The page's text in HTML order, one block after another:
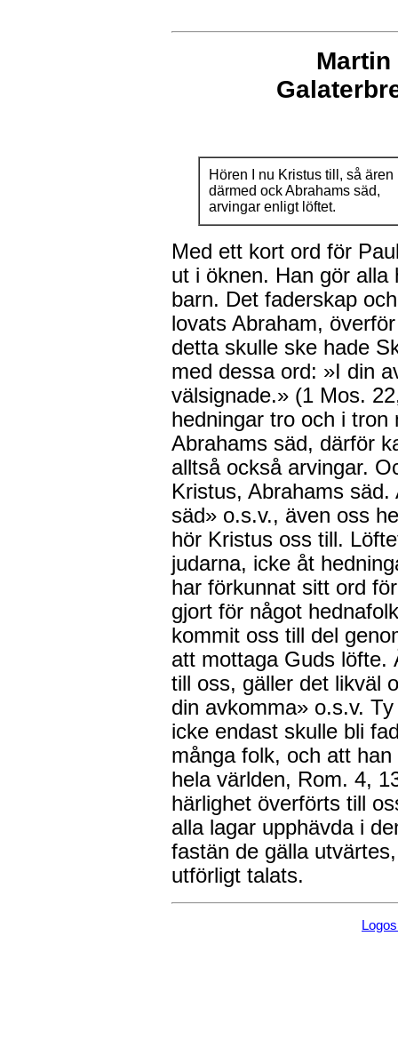
Hören I nu Kristus till, så ären
därmed ock Abrahams säd,
arvingar enligt löftet.
Med ett kort ord för
ut i öknen. Han gör alla
barn. Det faderskap
lovats Abraham,
detta skulle ske hade
med dessa ord: »I din
välsignade.» (1 Mos.
hedningar tro och i tron
Abrahams säd, därför
alltså också arvingar.
Kristus, Abrahams
säd» o.s.v., även oss
hör Kristus oss till.
judarna, icke åt
har förkunnat sitt ord
gjort för något
kommit oss till del
att mottaga Guds löfte.
till oss, gäller det likväl
din avkomma» o.s.v.
icke endast skulle bli
många folk, och att
hela världen, Rom. 4,
härlighet överförts till
alla lagar upphävda i
fastän de gälla
utförligt talats.